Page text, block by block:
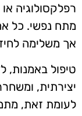
רפלקסולוגיה
מתח נפשי. כל
אך משלימה
טיפול באמנות,
יצירתית,
לעומת זאת,